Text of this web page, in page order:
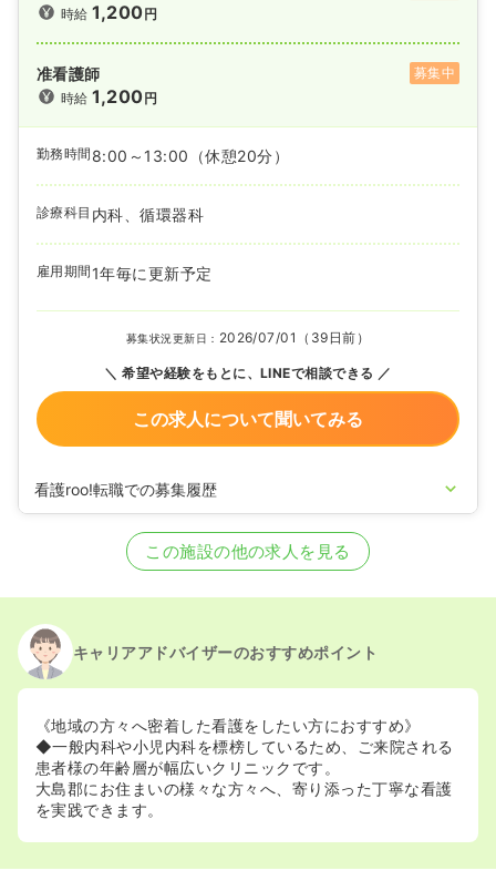
時給1,200円
准看護師
募集中
時給1,200円
勤務時間 8:00～13:00 （休憩20分）
診療科目 内科、循環器科
雇用期間 1年毎に更新予定
募集状況更新日： 2026/07/01（39日前）
希望や経験をもとに、LINEで相談できる
この求人について聞いてみる
看護roo!転職での募集履歴
この施設の他の求人を見る
キャリアアドバイザーのおすすめポイント
《地域の方々へ密着した看護をしたい方におすすめ》
◆一般内科や小児内科を標榜しているため、ご来院される
患者様の年齢層が幅広いクリニックです。
大島郡にお住まいの様々な方々へ、寄り添った丁寧な看護
を実践できます。